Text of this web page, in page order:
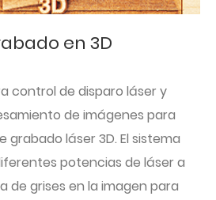
en 3D
control de disparo láser y
de imágenes para
láser 3D. El sistema
potencias de láser a
de grises en la imagen para